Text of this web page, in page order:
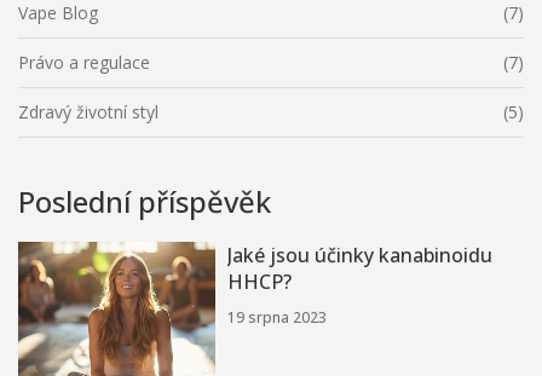
Vape Blog (7)
Právo a regulace (7)
Zdravý životní styl (5)
Poslední příspěvěk
Jaké jsou účinky kanabinoidu
HHCP?
19 srpna 2023